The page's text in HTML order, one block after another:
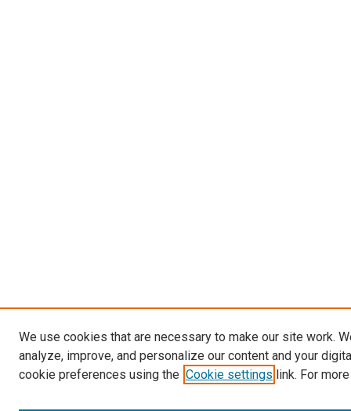
We use cookies that are necessary to make our site work.
analyze, improve, and personalize our content and your
cookie preferences using the Cookie settings link. For